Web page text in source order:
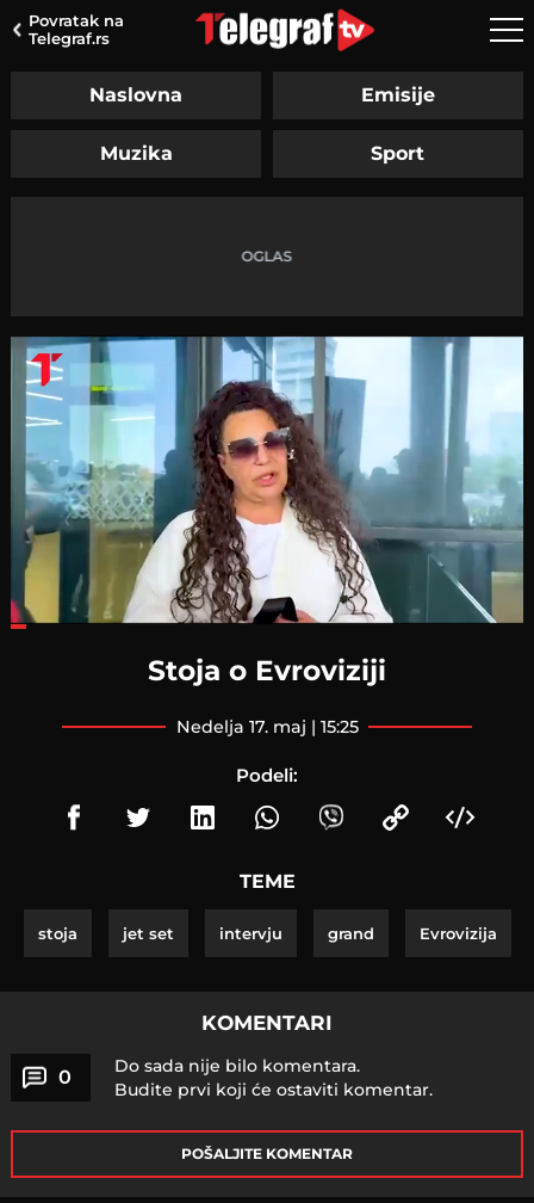
Povratak na
Telegraf.rs
Naslovna Emisije
Muzika Sport
Stoja o Evroviziji
nedelja 17. maj | 15:25
Podeli:
TEME
stoja jet set intervju grand Evrovizija
KOMENTARI
0
Do sada nije bilo komentara.
Budite prvi koji će ostaviti komentar.
POŠALJITE KOMENTAR